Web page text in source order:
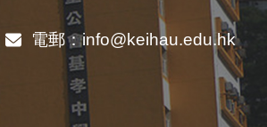
電郵：info@keihau.edu.hk